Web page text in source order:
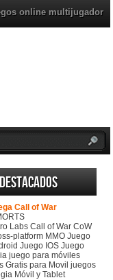
online multijugador
Call of War
Labs Call of War CoW
platform MMO Juego
Juego IOS Juego
juego para móviles
Gratis para Movil juegos
Móvil y Tablet